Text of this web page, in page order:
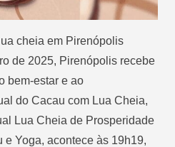
cheia em Pirenópolis
de 2025, Pirenópolis recebe
bem-estar e ao
do Cacau com Lua Cheia,
Lua Cheia de Prosperidade
Yoga, acontece às 19h19,